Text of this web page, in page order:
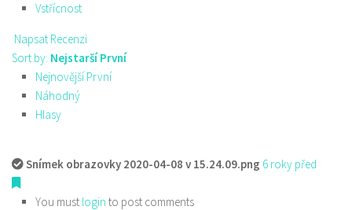
Vstřícnost
Napsat Recenzi
Sort by: Nejstarší První
Nejnovější První
Náhodný
Hlasy
Snímek obrazovky 2020-04-08 v 15.24.09.png 6 roky před
You must login to post comments